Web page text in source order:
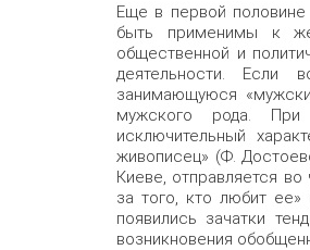
Еще в первой
быть применимы к
общественной и
деятельности. Если
занимающуюся
мужского рода. При
исключительный
живописец» (Ф.
Киеве, отправляется
за того, кто любит
появились зачатки
возникновения